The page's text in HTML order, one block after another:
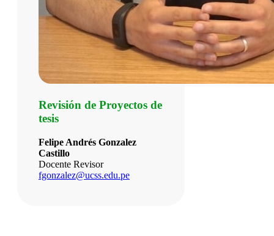
Revisión de Proyectos de
tesis
Felipe Andrés Gonzalez
Castillo
Docente Revisor
fgonzalez@ucss.edu.pe